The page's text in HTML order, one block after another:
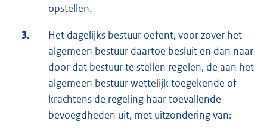
opstellen.
3.
Het dagelijks bestuur oefent, voor zover het
algemeen bestuur daartoe besluit en dan naar
door dat bestuur te stellen regelen, de aan het
algemeen bestuur wettelijk toegekende of
krachtens de regeling haar toevallende
bevoegdheden uit, met uitzondering van: